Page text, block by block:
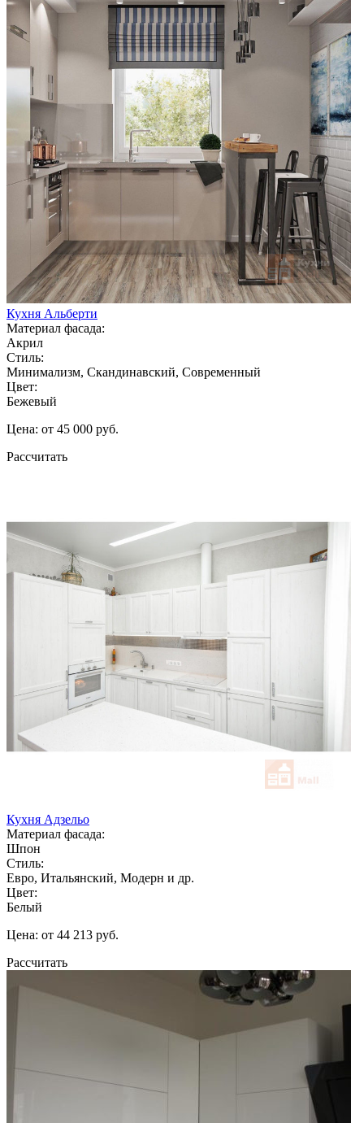
Кухня Альберти
Материал фасада:
Акрил
Стиль:
Минимализм, Скандинавский, Современный
Цвет:
Бежевый
Цена: от 45 000 руб.
Рассчитать
Кухня Адзельо
Материал фасада:
Шпон
Стиль:
Евро, Итальянский, Модерн и др.
Цвет:
Белый
Цена: от 44 213 руб.
Рассчитать